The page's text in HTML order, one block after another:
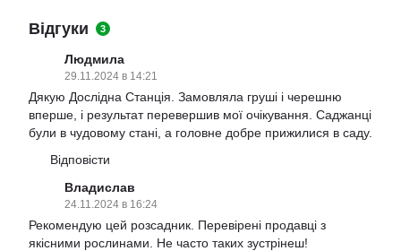
Відгуки 3
Людмила
29.11.2024 в 14:21
Дякую Дослідна Станція. Замовляла груші і черешню
вперше, і результат перевершив мої очікування. Саджанці
були в чудовому стані, а головне добре прижилися в саду.
Відповісти
Владислав
24.11.2024 в 16:24
Рекомендую цей розсадник. Перевірені продавці з
якісними рослинами. Не часто таких зустрінеш!